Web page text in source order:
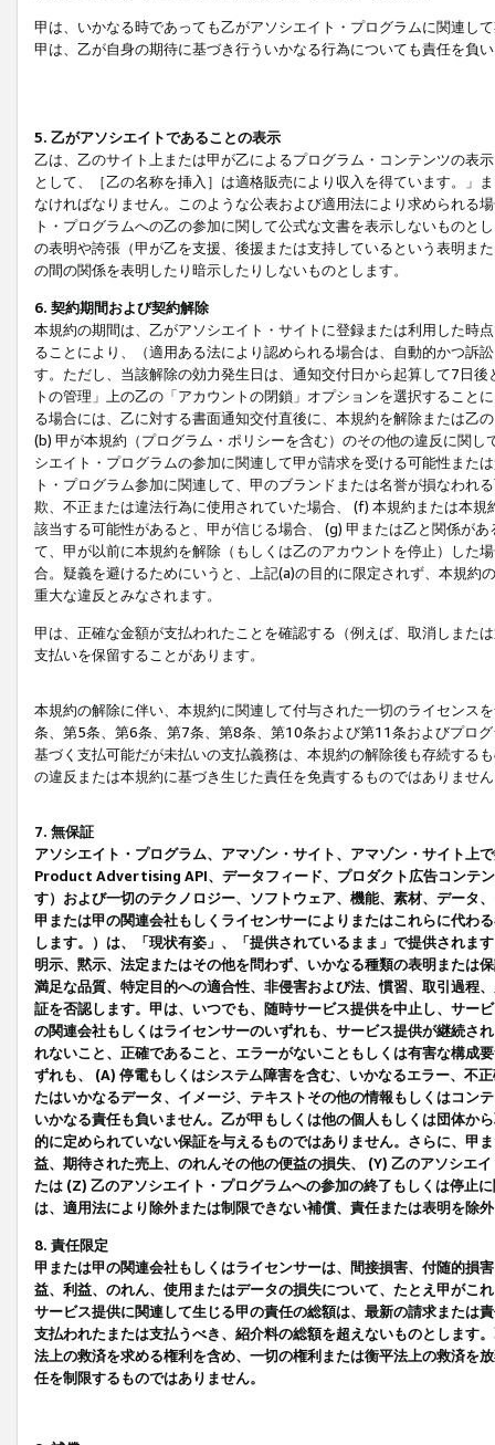
甲は、いかなる時であっても乙がアソシエイト・プログラムに関連し
甲は、乙が自身の期待に基づき行ういかなる行為についても責任を負
5. 乙がアソシエイトであることの表示
乙は、乙のサイト上または甲が乙によるプログラム・コンテンツの表
として、［乙の名称を挿入］は適格販売により収入を得ています。」
なければなりません。このような公表および適用法により求められる
ト・プログラムへの乙の参加に関して公式な文書を表示しないもの
の表明や誇張（甲が乙を支援、後援または支持しているという表明ま
の間の関係を表明したり暗示したりしないものとします。
6. 契約期間および契約解除
本規約の期間は、乙がアソシエイト・サイトに登録または利用した時
ることにより、（適用ある法により認められる場合は、自動的かつ訴
す。ただし、当該解除の効力発生日は、通知交付日から起算して7日
トの管理」上の乙の「アカウントの閉鎖」オプションを選択するこ
る場合には、乙に対する書面通知交付直後に、本規約を解除または乙
(b) 甲が本規約（プログラム・ポリシーを含む）のその他の違反に関
シエイト・プログラムの参加に関連して甲が請求を受ける可能性また
ト・プログラム参加に関連して、甲のブランドまたは名誉が損なわれ
欺、不正または違法行為に使用されていた場合、 (f) 本規約または本
該当する可能性があると、甲が信じる場合、 (g) 甲または乙と関係が
て、甲が以前に本規約を解除（もしくは乙のアカウントを停止）した
合。疑義を避けるためにいうと、上記(a)の目的に限定されず、本規
重大な違反とみなされます。
甲は、正確な金額が支払われたことを確認する（例えば、取消しまた
支払いを保留することがあります。
本規約の解除に伴い、本規約に関連して付与された一切のライセンス
条、第5条、第6条、第7条、第8条、第10条および第11条およびプロ
基づく支払可能だが未払いの支払義務は、本規約の解除後も存続する
の違反または本規約に基づき生じた責任を免責するものではありませ
7. 無保証
アソシエイト・プログラム、アマゾン・サイト、アマゾン・サイト上
Product Advertising API、データフィード、プロダクト広告コンテ
す）および一切のテクノロジー、ソフトウェア、機能、素材、データ
甲または甲の関連会社もしくライセンサーによりまたはこれらに代わ
します。）は、「現状有姿」、「提供されているまま」で提供されま
明示、黙示、法定またはその他を問わず、いかなる種類の表明または
満足な品質、特定目的への適合性、非侵害および法、慣習、取引過程
証を否認します。甲は、いつでも、随時サービス提供を中止し、サー
の関連会社もしくはライセンサーのいずれも、サービス提供が継続さ
れないこと、正確であること、エラーがないこともしくは有害な構成
ずれも、 (A) 停電もしくはシステム障害を含む、いかなるエラー、不
たはいかなるデータ、イメージ、テキストその他の情報もしくはコン
いかなる責任も負いません。乙が甲もしくは他の個人もしくは団体か
的に定められていない保証を与えるものではありません。さらに、甲
益、期待された売上、のれんその他の便益の損失、 (Y) 乙のアソシエ
たは (Z) 乙のアソシエイト・プログラムへの参加の終了もしくは停止
は、適用法により除外または制限できない補償、責任または表明を除
8. 責任限定
甲または甲の関連会社もしくはライセンサーは、間接損害、付随的損
益、利益、のれん、使用またはデータの損失について、たとえ甲がこ
サービス提供に関連して生じる甲の責任の総額は、最新の請求または
支払われたまたは支払うべき、紹介料の総額を超えないものとします
法上の救済を求める権利を含め、一切の権利または衡平法上の救済を
任を制限するものではありません。